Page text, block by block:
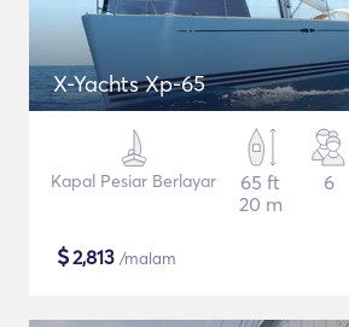
X-Yachts Xp-65
Kapal Pesiar Berlayar
65 ft
20 m
6
$2,813 /malam